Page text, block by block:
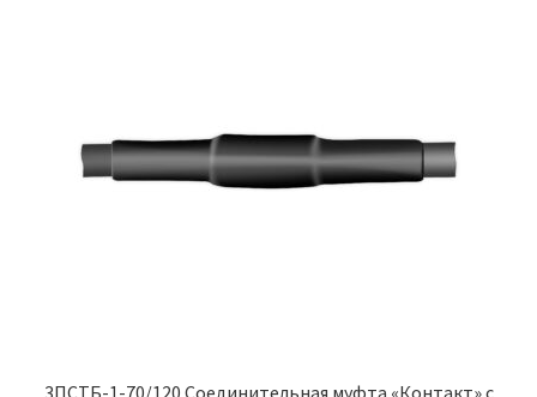
3ПСТБ-1-70/120 Соединительная муфта «Контакт» с